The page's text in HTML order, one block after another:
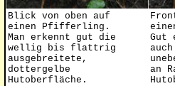
Blick von oben auf
einen Pfifferling.
Man erkennt gut die
wellig bis flattrig
ausgebreitete,
dottergelbe
Hutoberfläche.
Gut
an